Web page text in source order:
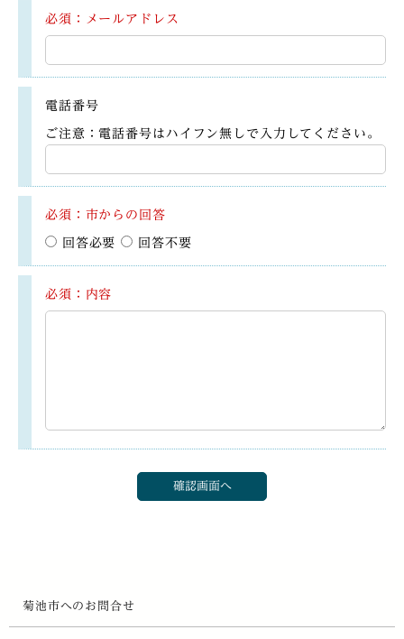
必須：メールアドレス
電話番号
ご注意：電話番号はハイフン無しで入力してください。
必須：市からの回答
回答必要 回答不要
必須：内容
菊池市へのお問合せ